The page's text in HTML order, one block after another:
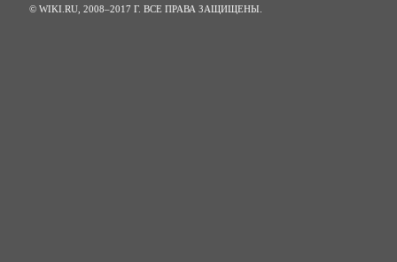
© WIKI.RU, 2008–2017 Г. ВСЕ ПРАВА ЗАЩИЩЕНЫ.